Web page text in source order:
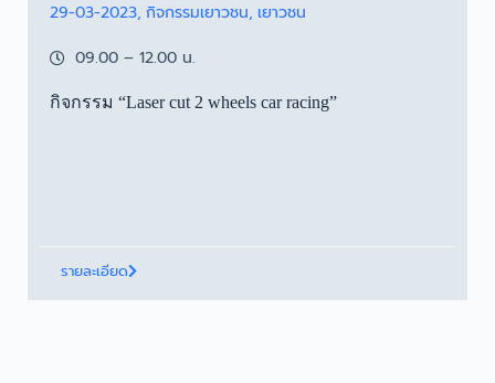
29-03-2023 กิจกรรมเยาวชน เยาวชน
09.00 – 12.00 น.
กิจกรรม “Laser cut 2 wheels car racing”
รายละเอียด